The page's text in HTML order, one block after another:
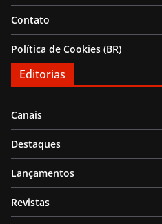
Contato
Política de Cookies (BR)
Editorias
Canais
Destaques
Lançamentos
Revistas